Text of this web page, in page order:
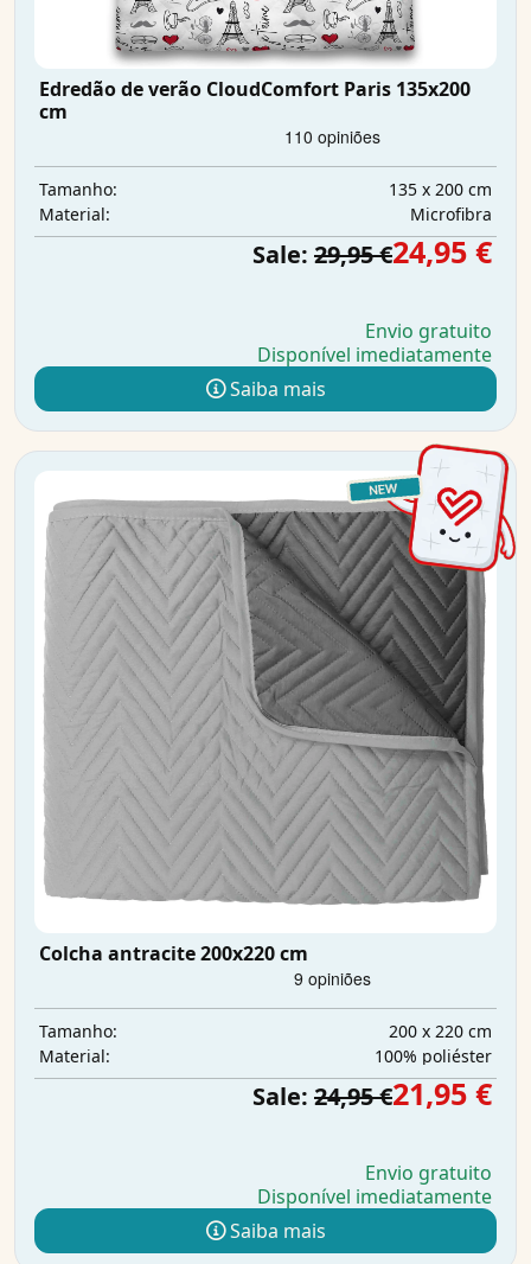
Edredão de verão CloudComfort Paris 135x200
cm
Tamanho:
135 x 200 cm
Material:
Microfibra
Sale: 29,95 €24,95 €
Envio gratuito
Disponível imediatamente
Saiba mais
Colcha antracite 200x220 cm
Tamanho:
200 x 220 cm
Material:
100% poliéster
Sale: 24,95 €21,95 €
Envio gratuito
Disponível imediatamente
Saiba mais